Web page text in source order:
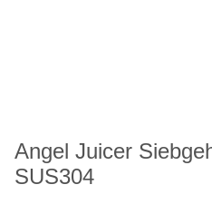
Angel Juicer
SUS304